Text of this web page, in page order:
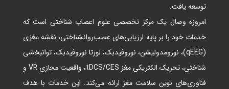
توسعه یافت.
امروزه وصال یک مرکز تخصصی علوم اعصاب شناختی است که
خدمات خود را بر پایه ارزیابی‌های عصب‌روانشناختی، نقشه مغزی
(qEEG)، نورومدولیشن، نوروفیدبک، لورتا نوروفیدبک، توانبخشی
شناختی، تحریک الکتریکی مغز tDCS/CES، واقعیت مجازی VR و
فناوری‌های نوین سلامت مغز ارائه می‌کند. این خدمات با هدف